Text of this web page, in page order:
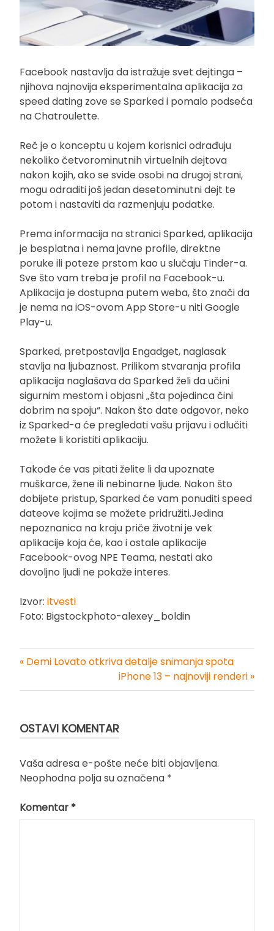
Facebook nastavlja da istražuje svet dejtinga –
njihova najnovija eksperimentalna aplikacija za
speed dating zove se Sparked i pomalo podseća
na Chatroulette.
Reč je o konceptu u kojem korisnici odrađuju
nekoliko četvorominutnih virtuelnih dejtova
nakon kojih, ako se svide osobi na drugoj strani,
mogu odraditi još jedan desetominutni dejt te
potom i nastaviti da razmenjuju podatke.
Prema informacija na stranici Sparked, aplikacija
je besplatna i nema javne profile, direktne
poruke ili poteze prstom kao u slučaju Tinder-a.
Sve što vam treba je profil na Facebook-u.
Aplikacija je dostupna putem weba, što znači da
je nema na iOS-ovom App Store-u niti Google
Play-u.
Sparked, pretpostavlja Engadget, naglasak
stavlja na ljubaznost. Prilikom stvaranja profila
aplikacija naglašava da Sparked želi da učini
sigurnim mestom i objasni „šta pojedinca čini
dobrim na spoju“. Nakon što date odgovor, neko
iz Sparked-a će pregledati vašu prijavu i odlučiti
možete li koristiti aplikaciju.
Takođe će vas pitati želite li da upoznate
muškarce, žene ili nebinarne ljude. Nakon što
dobijete pristup, Sparked će vam ponuditi speed
dateove kojima se možete pridružiti.Jedina
nepoznanica na kraju priče životni je vek
aplikacije koja će, kao i ostale aplikacije
Facebook-ovog NPE Teama, nestati ako
dovoljno ljudi ne pokaže interes.
Izvor: itvesti
Foto: Bigstockphoto-alexey_boldin
« Demi Lovato otkriva detalje snimanja spota
iPhone 13 – najnoviji renderi »
OSTAVI KOMENTAR
Vaša adresa e-pošte neće biti objavljena.
Neophodna polja su označena *
Komentar *